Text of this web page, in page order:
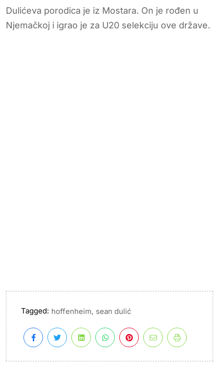
Dulićeva porodica je iz Mostara. On je rođen u
Njemačkoj i igrao je za U20 selekciju ove države.
Tagged: hoffenheim, sean dulić